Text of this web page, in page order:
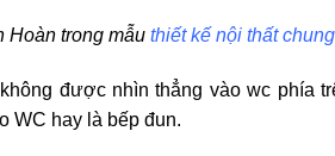
Hoàn trong mẫu thiết kế nội thất
được nhìn thẳng vào wc phía
WC hay là bếp đun.